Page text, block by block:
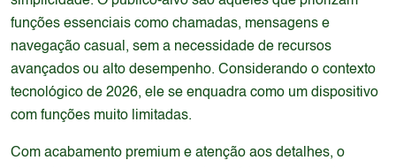
funções essenciais como chamadas, mensagens e
navegação casual, sem a necessidade de recursos
avançados ou alto desempenho. Considerando o contexto
tecnológico de 2026, ele se enquadra como um dispositivo
com funções muito limitadas.
Com acabamento premium e atenção aos detalhes, o